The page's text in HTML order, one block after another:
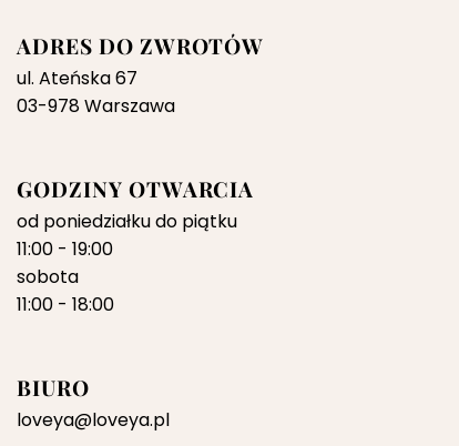
ADRES DO ZWROTÓW
ul. Ateńska 67
03-978 Warszawa
GODZINY OTWARCIA
od poniedziałku do piątku
11:00 - 19:00
sobota
11:00 - 18:00
BIURO
loveya@loveya.pl